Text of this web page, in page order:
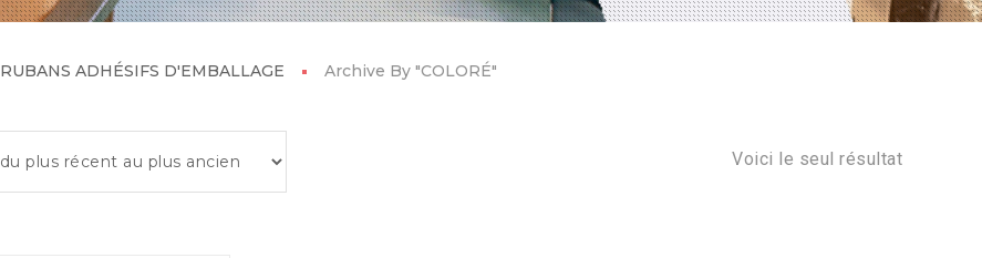
RUBANS ADHÉSIFS D'EMBALLAGE Archive By "COLORÉ"
Voici le seul résultat